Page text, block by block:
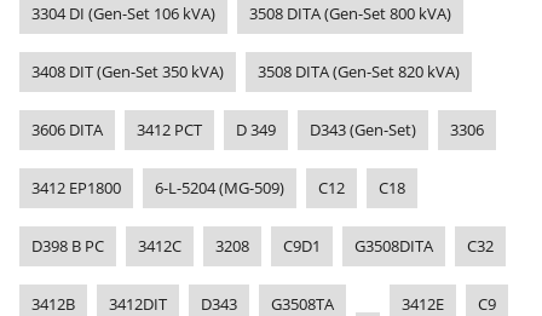
3304 DI (Gen-Set 106 kVA) 3508 DITA (Gen-Set 800 kVA)
3408 DIT (Gen-Set 350 kVA) 3508 DITA (Gen-Set 820 kVA)
3606 DITA 3412 PCT D 349 D343 (Gen-Set) 3306
3412 EP1800 6-L-5204 (MG-509) C12 C18
D398 B PC 3412C 3208 C9D1 G3508DITA C32
3412B 3412DIT D343 G3508TA 3412E C9